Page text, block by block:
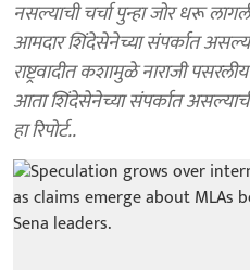
नसल्याची चर्चा पुन्हा जोर धरू
आमदार शिंदेसेनेच्या संपर्कात
राष्ट्रवादीत कशामुळे नाराजी
आता शिंदेसेनेच्या संपर्कात
हा रिपोर्ट..